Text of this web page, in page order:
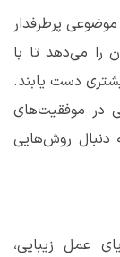
پرطرفدار
را می‌دهد تا با
دست یابند.
در موفقیت‌های
دنبال روش‌هایی
عمل زیبایی،